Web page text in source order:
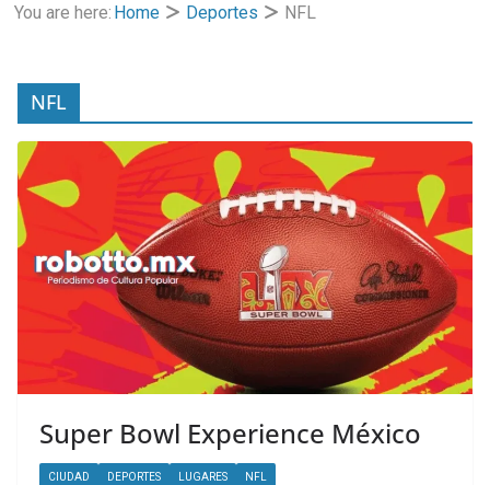
You are here: Home Deportes NFL
NFL
Super Bowl Experience México
CIUDAD DEPORTES LUGARES NFL